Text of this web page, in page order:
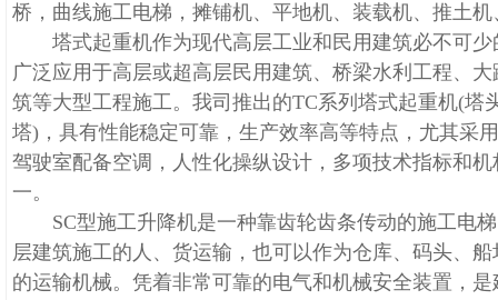
桥，曲线施工电梯，摊铺机、平地机、装载机、推土
塔式起重机作为现代高层工业和民用建筑必不可少
广泛应用于高层或超高层民用建筑、桥梁水利工程、
筑等大型工程施工。我司推出的TC系列塔式起重机(塔
塔)，具有性能稳定可靠，生产效率高等特点，尤其采
驾驶室配备空调，人性化操纵设计，多项技术指标和
一。
SC型施工升降机是一种靠齿轮齿条传动的施工电梯
层建筑施工的人、货运输，也可以作为仓库、码头、
的运输机械。凭着非常可靠的电气和机械安全装置，